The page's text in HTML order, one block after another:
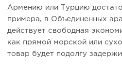
Армению или Турцию
примера, в Объединенных
действует свободная
как прямой морской или
товар будет подолгу